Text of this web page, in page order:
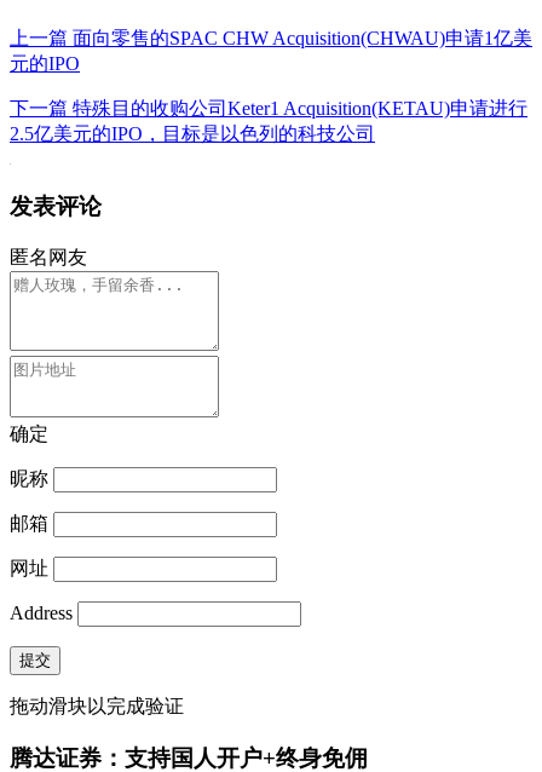
上一篇 面向零售的SPAC CHW Acquisition(CHWAU)申请1亿美
元的IPO
下一篇 特殊目的收购公司Keter1 Acquisition(KETAU)申请进行
2.5亿美元的IPO，目标是以色列的科技公司
发表评论
匿名网友
确定
昵称
邮箱
网址
Address
提交
拖动滑块以完成验证
腾达证券：支持国人开户+终身免佣